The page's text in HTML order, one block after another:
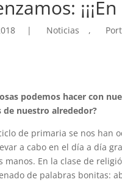
| Noticias ,
podemos hacer con
de nuestro alrededor?
de primaria se nos han
a cabo en el día a día
manos. En la clase de
de palabras bonitas: